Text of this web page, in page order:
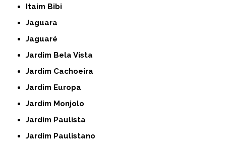
Itaim Bibi
Jaguara
Jaguaré
Jardim Bela Vista
Jardim Cachoeira
Jardim Europa
Jardim Monjolo
Jardim Paulista
Jardim Paulistano